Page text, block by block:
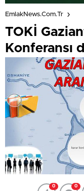
EmlakNews.com.tr
TOKİ
Konferansı
0 0